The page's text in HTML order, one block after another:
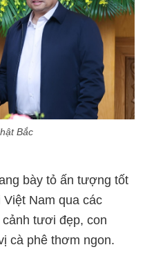
Bắc
bày tỏ ấn tượng tốt
Nam qua các
tươi đẹp, con
cà phê thơm ngon.